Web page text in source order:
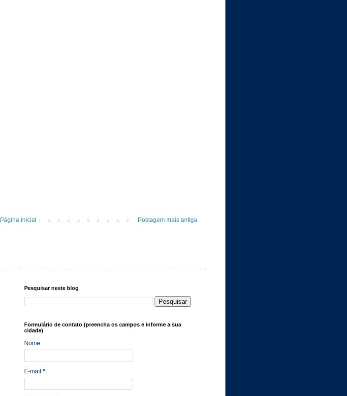
Postagem mais antiga
Página inicial
Pesquisar neste blog
Formulário de contato (preencha os campos e informe a sua
cidade)
Nome
E-mail *